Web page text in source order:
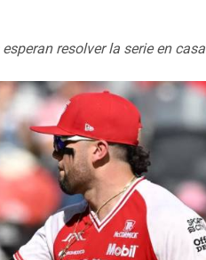
resolver la serie en casa